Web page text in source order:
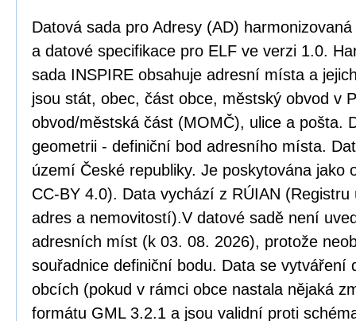
Datová sada pro Adresy (AD)
a datové specifikace pro ELF ve verzi 1.0.
sada INSPIRE obsahuje adresní místa a
jsou stát, obec, část obce, městský obvod v
obvod/městská část (MOMČ), ulice a pošta.
geometrii - definiční bod adresního místa.
území České republiky. Je poskytována jako
CC-BY 4.0). Data vychází z RÚIAN
adres a nemovitostí).V datové sadě není
adresních míst (k 03. 08. 2026), protože
souřadnice definiční bodu. Data se vytváření
obcích (pokud v rámci obce nastala nějaká
formátu GML 3.2.1 a jsou validní proti